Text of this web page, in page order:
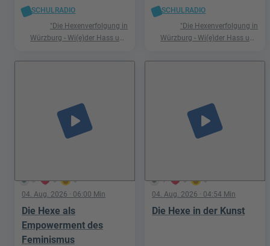
SCHULRADIO
"Die Hexenverfolgung in
Würzburg - Wi(e)der Hass und
SCHULRADIO
"Die Hexenverfolgung in
Würzburg - Wi(e)der Hass und
0 0 0
play_arrow
04. Aug. 2026 · 06:00 Min
Die Hexe als
Empowerment des
Feminismus
1 0 0
play_arrow
04. Aug. 2026 · 04:54 Min
Die Hexe in der Kunst